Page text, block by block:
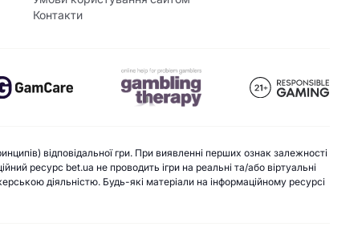
Контакти
відповідальної гри. При виявленні перших ознак залежності
ресурс bet.ua не проводить ігри на реальні та/або віртуальні
діяльністю. Будь-які матеріали на інформаційному ресурсі